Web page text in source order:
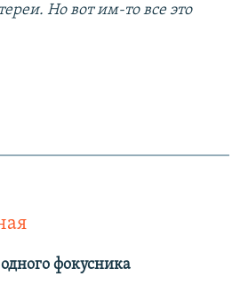
Но вот им-то все это
фокусника